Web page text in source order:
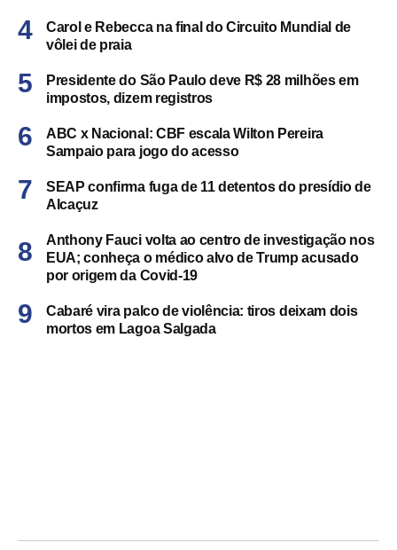
Carol e Rebecca na final do Circuito Mundial de
vôlei de praia
Presidente do São Paulo deve R$ 28 milhões em
impostos, dizem registros
ABC x Nacional: CBF escala Wilton Pereira
Sampaio para jogo do acesso
SEAP confirma fuga de 11 detentos do presídio de
Alcaçuz
Anthony Fauci volta ao centro de investigação nos
EUA; conheça o médico alvo de Trump acusado
por origem da Covid-19
Cabaré vira palco de violência: tiros deixam dois
mortos em Lagoa Salgada